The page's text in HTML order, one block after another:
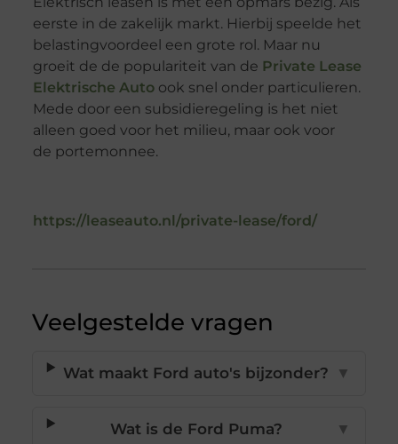
eerste in de zakelijk markt. Hierbij speelde het
belastingvoordeel een grote rol. Maar nu
groeit de de populariteit van de Private Lease
Elektrische Autoook snel onder particulieren.
Mede door een subsidieregeling is het niet
alleen goed voor het milieu, maar ook voor
de portemonnee.
https://leaseauto.nl/private-lease/ford/
Veelgestelde vragen
Wat maakt Ford auto's bijzonder? ▼
Wat is de Ford Puma? ▼